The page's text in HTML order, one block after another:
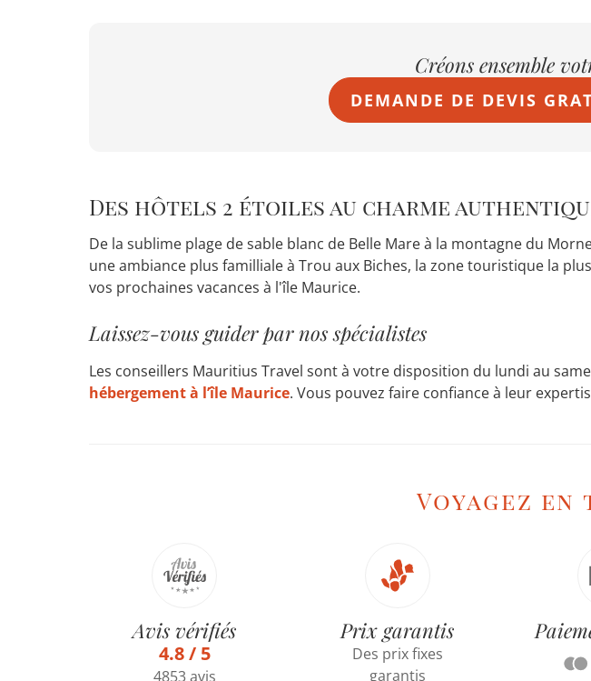
Créons ensemble
DEMANDE DE DEVIS
Des hôtels 2 étoiles au charme
De la sublime plage de sable blanc de Belle Mare à la montagne du
une ambiance plus familliale à Trou aux Biches, la zone touristique la
vos prochaines vacances à l'île Maurice.
Laissez-vous guider par nos spécialistes
Les conseillers Mauritius Travel sont à votre disposition du lundi au
hébergement à l’île Maurice. Vous pouvez faire confiance à leur
Voyagez
Avis vérifiés
4.8 / 5
4853 avis
Prix garantis
Des prix fixes
garantis